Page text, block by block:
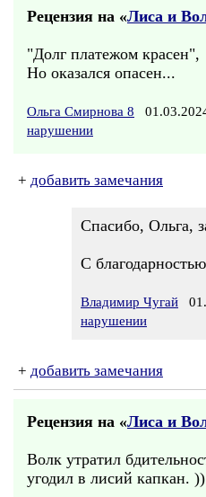
Рецензия на «Лиса и
"Долг платежом красен",
Но оказался опасен...
Ольга Смирнова 8
нарушении
+ добавить замечания
Спасибо, Ольга,
С
Владимир Чугай
нарушении
+ добавить замечания
Рецензия на «Лиса и
Волк утратил
угодил в лисий капкан. ))